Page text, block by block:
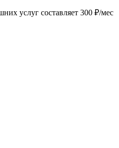
услуг составляет 300 ₽/мес